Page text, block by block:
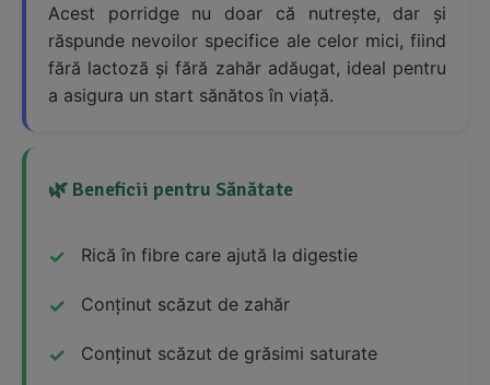
Acest porridge nu doar că nutrește, dar și
răspunde nevoilor specifice ale celor mici, fiind
fără lactoză și fără zahăr adăugat, ideal pentru
a asigura un start sănătos în viață.
🌿 Beneficii pentru Sănătate
Rică în fibre care ajută la digestie
Conținut scăzut de zahăr
Conținut scăzut de grăsimi saturate